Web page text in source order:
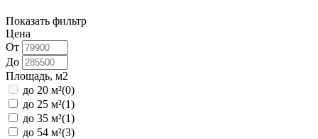
Показать фильтр
Цена
От
До
Площадь, м2
до 20 м²(0)
до 25 м²(1)
до 35 м²(1)
до 54 м²(3)